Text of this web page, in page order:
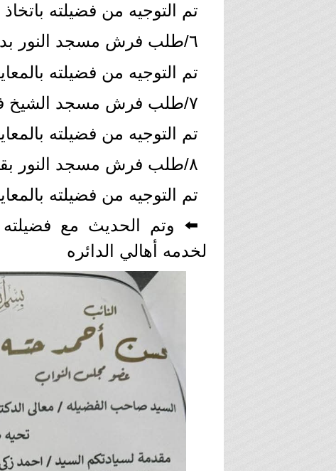
تم التوجيه من فضيلته
٦/طلب فرش مسجد النور بدهروط ،
تم التوجيه من فضيلته
٧/طلب فرش مسجد الشيخ فرج بقريه دهروط ،
تم التوجيه من فضيلته
٨/طلب فرش مسجد النور بقريه نزله دهروط ،
تم التوجيه من فضيلته
⬅️ وتم الحديث مع فضيلته
لخدمه أهالي الدائره